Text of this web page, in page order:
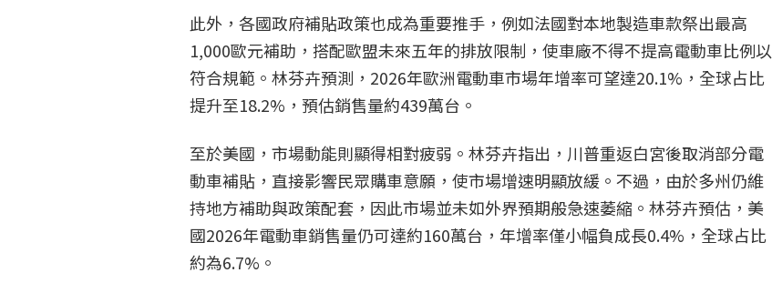
此外，各國政府補貼政策也成為重要推手，例如法國對本地製造車款祭出最高
1,000歐元補助，搭配歐盟未來五年的排放限制，使車廠不得不提高電動車比例以
符合規範。林芬卉預測，2026年歐洲電動車市場年增率可望達20.1%，全球占比
提升至18.2%，預估銷售量約439萬台。
至於美國，市場動能則顯得相對疲弱。林芬卉指出，川普重返白宮後取消部分電
動車補貼，直接影響民眾購車意願，使市場增速明顯放緩。不過，由於多州仍維
持地方補助與政策配套，因此市場並未如外界預期般急速萎縮。林芬卉預估，美
國2026年電動車銷售量仍可達約160萬台，年增率僅小幅負成長0.4%，全球占比
約為6.7%。